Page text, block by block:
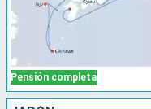
Pensión completa